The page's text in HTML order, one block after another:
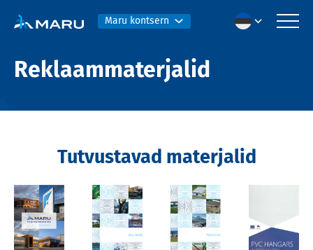
Maru kontsern
Reklaammaterjalid
Tutvustavad materjalid